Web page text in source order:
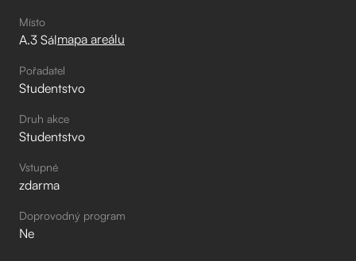
Místo
A.3 Sálmapa areálu
Pořadatel
Studentstvo
Druh akce
Studentstvo
Vstupné
zdarma
Doprovodný program
Ne